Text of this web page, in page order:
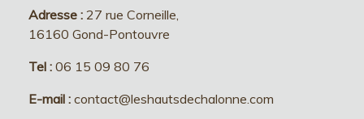
Adresse : 27 rue Corneille,
16160 Gond-Pontouvre
Tel : 06 15 09 80 76
E-mail : contact@leshautsdechalonne.com